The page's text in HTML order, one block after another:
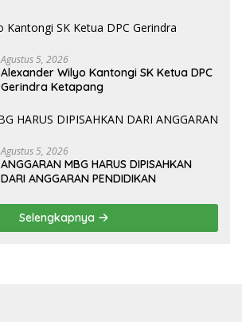
Agustus 5, 2026
Alexander Wilyo Kantongi SK Ketua DPC
Gerindra Ketapang
Agustus 5, 2026
ANGGARAN MBG HARUS DIPISAHKAN
DARI ANGGARAN PENDIDIKAN
Selengkapnya